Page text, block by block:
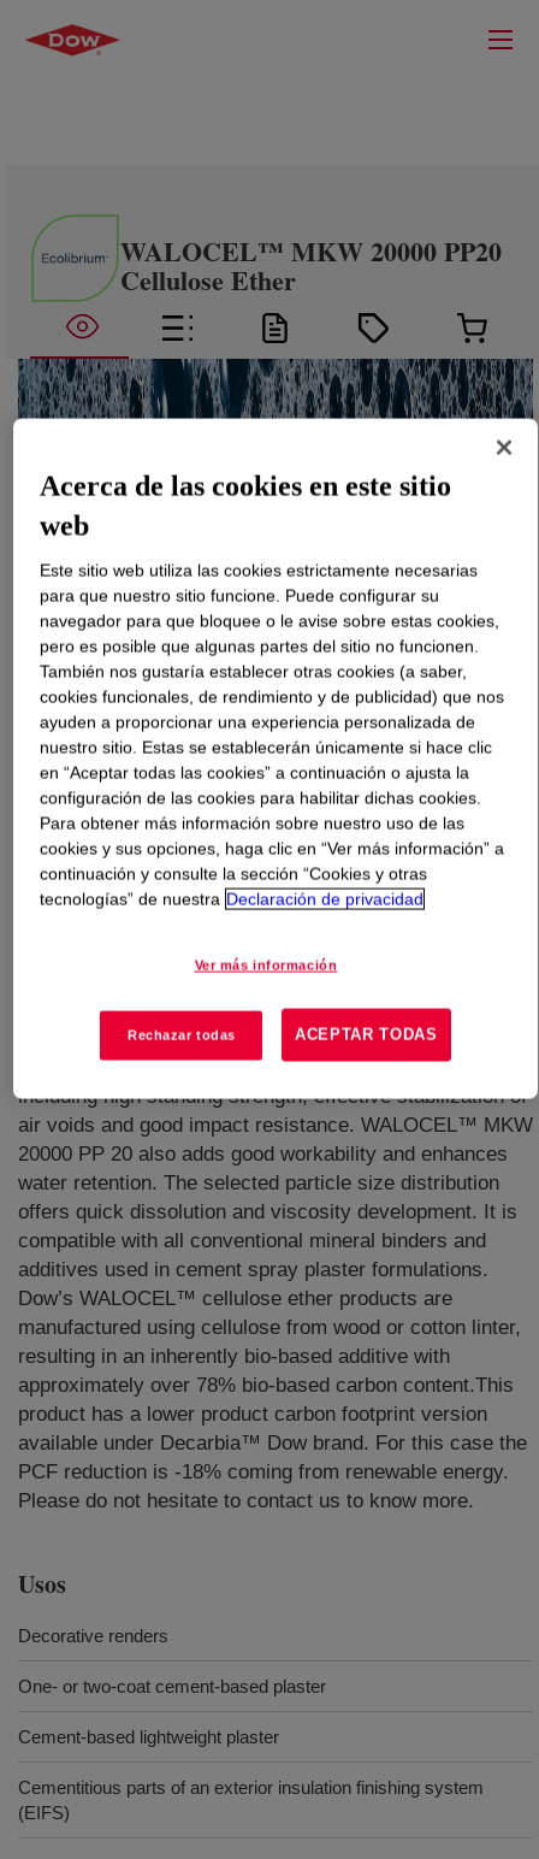
WALOCEL™ MKW 20000 PP20
Cellulose Ether
Qué esWALOCEL™ MKW 20000 PP20 Cellulose
Ether?
for cement spray plaster applications, such as one- or
two-coat cement-based plaster, cement-based
lightweight plaster, and cement-based reinforcing and
bonding mortars for exterior insulation and finishing
systems (EIFS). It imparts well-balanced properties
including high standing strength, effective stabilization of
air voids and good impact resistance. WALOCEL™ MKW
20000 PP 20 also adds good workability and enhances
water retention. The selected particle size distribution
offers quick dissolution and viscosity development. It is
compatible with all conventional mineral binders and
additives used in cement spray plaster formulations.
Dow’s WALOCEL™ cellulose ether products are
manufactured using cellulose from wood or cotton linter,
resulting in an inherently bio-based additive with
approximately over 78% bio-based carbon content.This
product has a lower product carbon footprint version
available under Decarbia™ Dow brand. For this case the
PCF reduction is -18% coming from renewable energy.
Please do not hesitate to contact us to know more.
Usos
Decorative renders
One- or two-coat cement-based plaster
Cement-based lightweight plaster
Cementitious parts of an exterior insulation finishing system
(EIFS)
Acerca de las cookies en este sitio
web
Este sitio web utiliza las cookies estrictamente necesarias
para que nuestro sitio funcione. Puede configurar su
navegador para que bloquee o le avise sobre estas cookies,
pero es posible que algunas partes del sitio no funcionen.
También nos gustaría establecer otras cookies (a saber,
cookies funcionales, de rendimiento y de publicidad) que nos
ayuden a proporcionar una experiencia personalizada de
nuestro sitio. Estas se establecerán únicamente si hace clic
en “Aceptar todas las cookies” a continuación o ajusta la
configuración de las cookies para habilitar dichas cookies.
Para obtener más información sobre nuestro uso de las
cookies y sus opciones, haga clic en “Ver más información” a
continuación y consulte la sección “Cookies y otras
tecnologías” de nuestra Declaración de privacidad
Ver más información
Rechazar todas ACEPTAR TODAS